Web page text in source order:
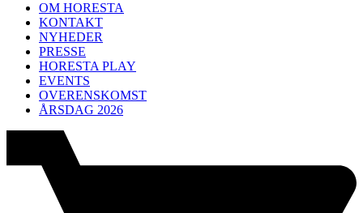
OM HORESTA
KONTAKT
NYHEDER
PRESSE
HORESTA PLAY
EVENTS
OVERENSKOMST
ÅRSDAG 2026